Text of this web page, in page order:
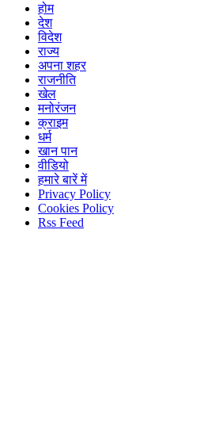
होम
देश
विदेश
राज्य
अपना शहर
राजनीति
खेल
मनोरंजन
क्राइम
धर्म
खान पान
वीडियो
हमारे बारें में
Privacy Policy
Cookies Policy
Rss Feed